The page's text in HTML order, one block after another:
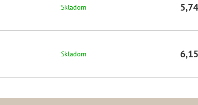
Skladom
Skladom